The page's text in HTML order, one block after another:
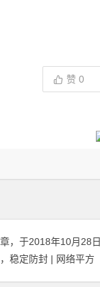
赞 0
，于2018年10月28日
稳定防封 | 网络平方